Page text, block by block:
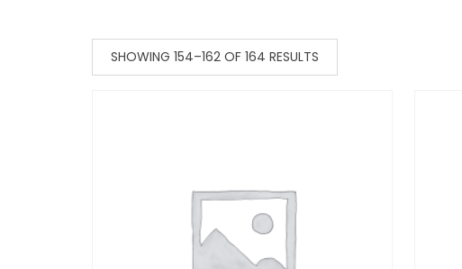
SHOWING 154–162 OF 164 RESULTS